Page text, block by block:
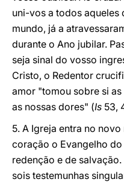
uni-vos a todos aqueles
mundo, já a
durante o Ano jubilar.
seja sinal do vosso
Cristo, o Redentor
amor "tomou sobre si
as nossas dores" (Is 53,
5. A Igreja entra no
coração o Evangelho
redenção e de
sois testemunhas